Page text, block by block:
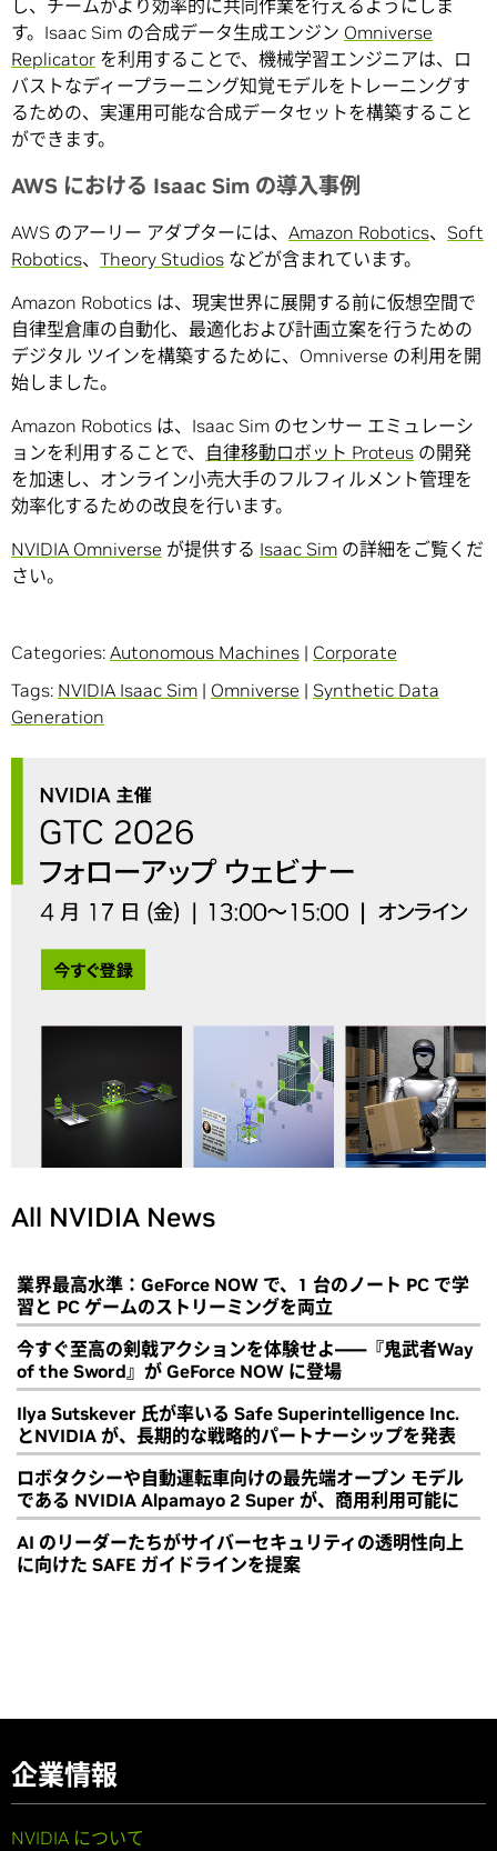
し、チームがより効率的に共同作業を行えるようにしま
す。Isaac Sim の合成データ生成エンジン Omniverse
Replicator を利用することで、機械学習エンジニアは、ロ
バストなディープラーニング知覚モデルをトレーニングす
るための、実運用可能な合成データセットを構築すること
ができます。
AWS における Isaac Sim の導入事例
AWS のアーリー アダプターには、 Amazon Robotics、 Soft
Robotics、 Theory Studios などが含まれています。
Amazon Robotics は、現実世界に展開する前に仮想空間で
自律型倉庫の自動化、最適化および計画立案を行うための
デジタル ツインを構築するために、Omniverse の利用を開
始しました。
Amazon Robotics は、Isaac Sim のセンサー エミュレーシ
ョンを利用することで、 自律移動ロボット Proteus の開発
を加速し、オンライン小売大手のフルフィルメント管理を
効率化するための改良を行います。
NVIDIA Omniverse が提供する Isaac Sim の詳細をご覧くだ
さい。
Categories: Autonomous Machines | Corporate
Tags: NVIDIA Isaac Sim | Omniverse | Synthetic Data
Generation
All NVIDIA News
業界最高水準：GeForce NOW で、1 台のノート PC で学
習と PC ゲームのストリーミングを両立
今すぐ至高の剣戟アクションを体験せよ――『鬼武者Way
of the Sword』が GeForce NOW に登場
Ilya Sutskever 氏が率いる Safe Superintelligence Inc.
とNVIDIA が、長期的な戦略的パートナーシップを発表
ロボタクシーや自動運転車向けの最先端オープン モデル
である NVIDIA Alpamayo 2 Super が、商用利用可能に
AI のリーダーたちがサイバーセキュリティの透明性向上
に向けた SAFE ガイドラインを提案
企業情報
NVIDIA について